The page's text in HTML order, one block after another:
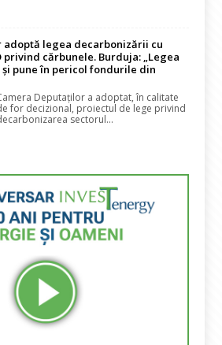
adoptă legea decarbonizării cu
privind cărbunele. Burduja: „Legea
pune în pericol fondurile din
Deputaților a adoptat, în calitate
for decizional, proiectul de lege privind
sectorul...